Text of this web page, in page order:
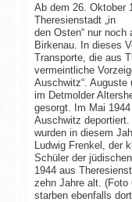
Ab dem 26. Oktober
Theresienstadt „in
den Osten“ nur
Birkenau. In dieses
Transporte, die aus
vermeintliche
Auschwitz“. Auguste
im Detmolder
gesorgt. Im Mai
Auschwitz
wurden in diesem
Ludwig Frenkel, der
Schüler der
1944 aus
zehn Jahre alt.
starben ebenfalls